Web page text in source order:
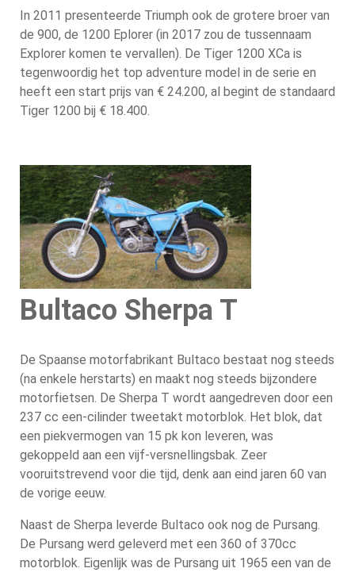
In 2011 presenteerde Triumph ook de grotere broer van
de 900, de 1200 Eplorer (in 2017 zou de tussennaam
Explorer komen te vervallen). De Tiger 1200 XCa is
tegenwoordig het top adventure model in de serie en
heeft een start prijs van € 24.200, al begint de standaard
Tiger 1200 bij € 18.400.
Bultaco Sherpa T
De Spaanse motorfabrikant Bultaco bestaat nog steeds
(na enkele herstarts) en maakt nog steeds bijzondere
motorfietsen. De Sherpa T wordt aangedreven door een
237 cc een-cilinder tweetakt motorblok. Het blok, dat
een piekvermogen van 15 pk kon leveren, was
gekoppeld aan een vijf-versnellingsbak. Zeer
vooruitstrevend voor die tijd, denk aan eind jaren 60 van
de vorige eeuw.
Naast de Sherpa leverde Bultaco ook nog de Pursang.
De Pursang werd geleverd met een 360 of 370cc
motorblok. Eigenlijk was de Pursang uit 1965 een van de